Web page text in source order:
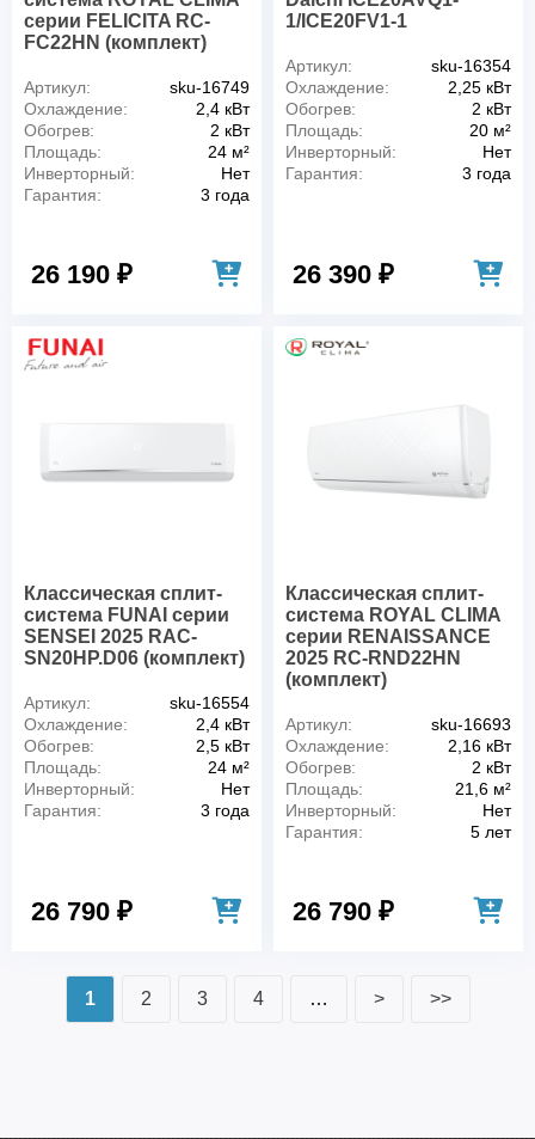
серии FELICITA RC-
FC22HN (комплект)
Артикул:
sku-16749
Охлаждение:
2,4 кВт
Обогрев:
2 кВт
Площадь:
24 м²
Инверторный:
Нет
Гарантия:
3 года
26 190 ₽
1/ICE20FV1-1
Артикул:
sku-16354
Охлаждение:
2,25 кВт
Обогрев:
2 кВт
Площадь:
20 м²
Инверторный:
Нет
Гарантия:
3 года
26 390 ₽
Классическая сплит-
система FUNAI серии
SENSEI 2025 RAC-
SN20HP.D06 (комплект)
Артикул:
sku-16554
Охлаждение:
2,4 кВт
Обогрев:
2,5 кВт
Площадь:
24 м²
Инверторный:
Нет
Гарантия:
3 года
26 790 ₽
Классическая сплит-
система ROYAL CLIMA
серии RENAISSANCE
2025 RC-RND22HN
(комплект)
Артикул:
sku-16693
Охлаждение:
2,16 кВт
Обогрев:
2 кВт
Площадь:
21,6 м²
Инверторный:
Нет
Гарантия:
5 лет
26 790 ₽
1 2 3 4 … > >>